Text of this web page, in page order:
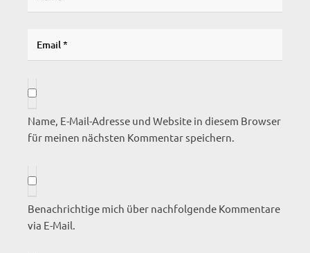
Name, E-Mail-Adresse und Website in diesem Browser
für meinen nächsten Kommentar speichern.
Benachrichtige mich über nachfolgende Kommentare
via E-Mail.